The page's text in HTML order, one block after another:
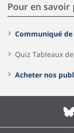
Pour en savoir
Communiqué de
Quiz Tableaux
Acheter nos